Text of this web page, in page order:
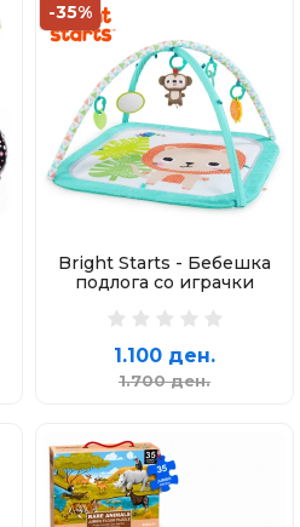
-35%
Bright Starts - Бебешка
подлога со играчки
1.100 ден.
1.700 ден.